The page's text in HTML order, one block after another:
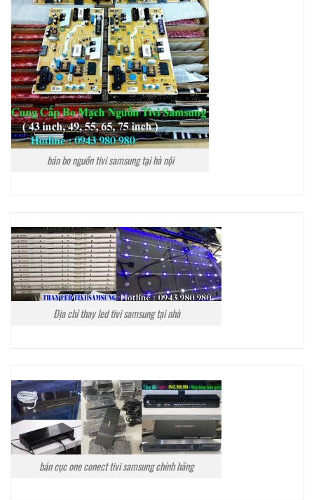
bán bo nguồn tivi samsung tại hà nội
Địa chỉ thay led tivi samsung tại nhà
bán cục one conect tivi samsung chính hãng